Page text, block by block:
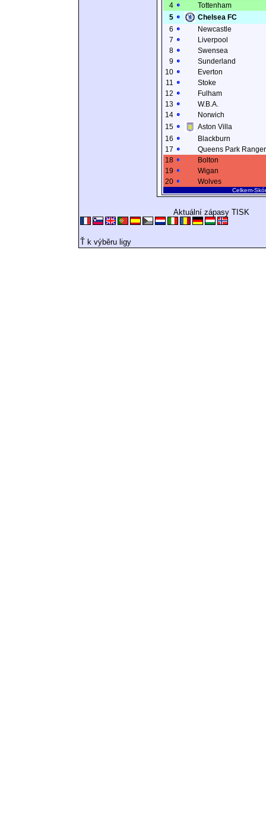
4
Tottenham
5
Chelsea FC
6
Newcastle
7
Liverpool
8
Swensea
9
Sunderland
10
Everton
11
Stoke
12
Fulham
13
W.B.A.
14
Norwich
15
Aston Villa
16
Blackburn
17
Queens Park
18
Bolton
19
Wigan
20
Wolves
Celkem-
Aktuální zápasy TISK
Ť k výběru ligy